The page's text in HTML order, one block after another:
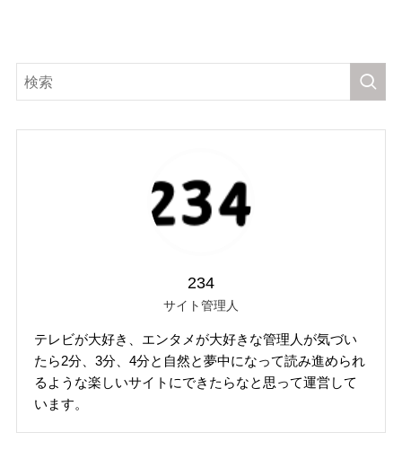
234
サイト管理人
テレビが大好き、エンタメが大好きな管理人が気づい
たら2分、3分、4分と自然と夢中になって読み進められ
るような楽しいサイトにできたらなと思って運営して
います。